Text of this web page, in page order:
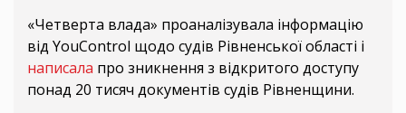
«Четверта влада» проаналізувала інформацію
від YouControl щодо судів Рівненської області і
написала про зникнення з відкритого доступу
понад 20 тисяч документів судів Рівненщини.